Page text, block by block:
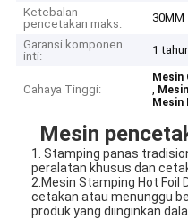
Ketebalan
pencetakan maks:
30MM
Garansi komponen
inti:
1
Cahaya Tinggi:
Mesin
,
Mesin
Mesin
1. Stamping panas
peralatan khusus dan
2.Mesin Stamping Hot Foil
cetakan atau menunggu
produk yang diinginkan